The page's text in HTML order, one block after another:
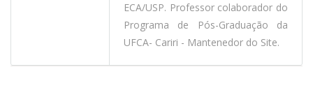
ECA/USP. Professor colaborador do
Programa de Pós-Graduação da
UFCA- Cariri - Mantenedor do Site.